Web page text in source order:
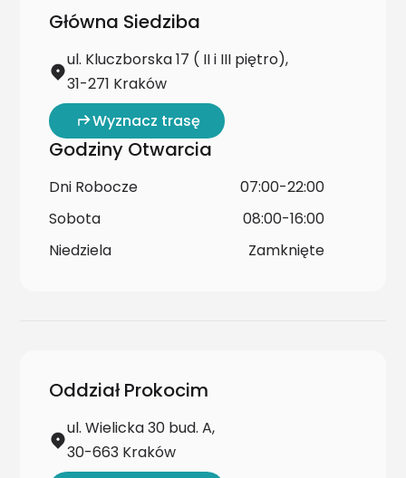
Główna Siedziba
ul. Kluczborska 17 ( II i III piętro),
31-271 Kraków
Wyznacz trasę
Godziny Otwarcia
Dni Robocze
07:00-22:00
Sobota
08:00-16:00
Niedziela
Zamknięte
Oddział Prokocim
ul. Wielicka 30 bud. A,
30-663 Kraków